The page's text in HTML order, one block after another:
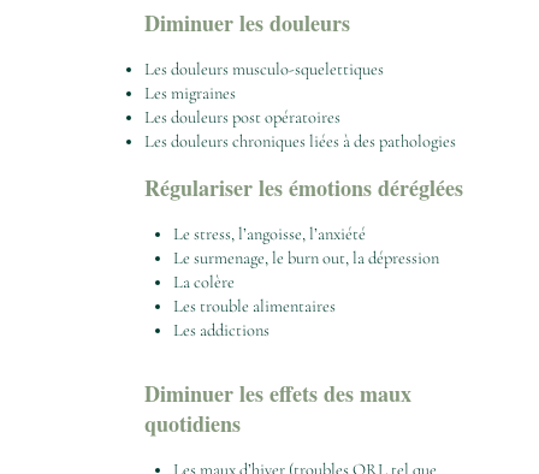
Diminuer les douleurs
Les douleurs musculo-squelettiques
Les migraines
Les douleurs post opératoires
Les douleurs chroniques liées à des pathologies
Régulariser les émotions déréglées
Le stress, l’angoisse, l’anxiété
Le surmenage, le burn out, la dépression
La colère
Les trouble alimentaires
Les addictions
Diminuer les effets des maux
quotidiens
Les maux d’hiver (troubles ORL tel que